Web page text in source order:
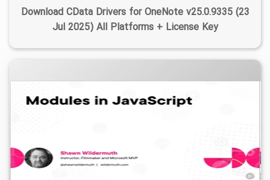
Download CData Drivers for OneNote v25.0.9335 (23
Jul 2025) All Platforms + License Key